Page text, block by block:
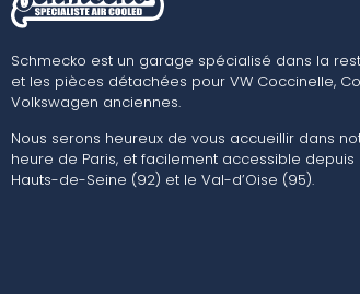
Schmecko est un garage spécialisé dans la
et les pièces détachées pour VW Coccinelle,
Volkswagen anciennes.
Nous serons heureux de vous accueillir dans
heure de Paris, et facilement accessible depuis
Hauts-de-Seine (92) et le Val-d’Oise (95).